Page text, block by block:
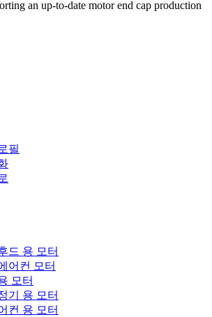
an up-to-date motor end cap production
필
드 용 모터
어컨 모터
모터
기 용 모터
컨 용 모터